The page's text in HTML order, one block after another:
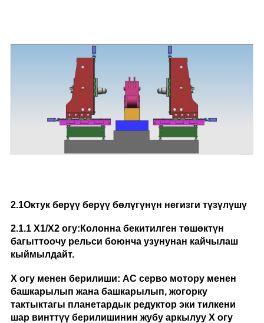
2.1Октук берүү берүү бөлүгүнүн негизги түзүлүшү
2.1.1 X1/X2 огу: Колонна бекитилген төшөктүн
багыттоочу рельси боюнча узунунан кайчылаш
кыймылдайт.
X огу менен берилиши: AC серво мотору менен
башкарылып жана башкарылып, жогорку
тактыктагы планетардык редуктор эки тилкени
шар винттүү берилишинин жубу аркылуу X огу